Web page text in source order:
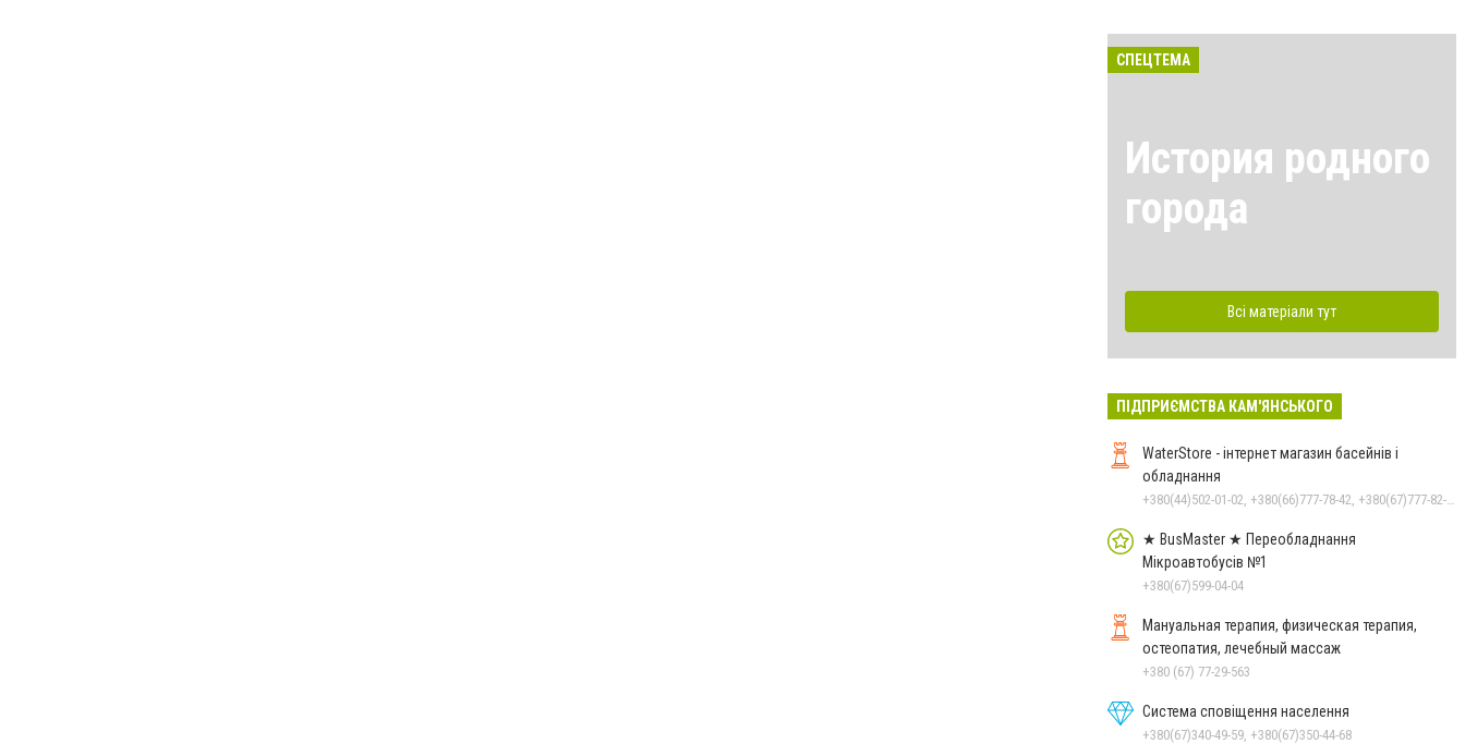
СПЕЦТЕМА
История родного
города
Всі матеріали тут
ПІДПРИЄМСТВА КАМ'ЯНСЬКОГО
WaterStore - інтернет магазин басейнів і
обладнання
★ BusMaster ★ Переобладнання
Мікроавтобусів №1
+380(67)599-04-04
Мануальная терапия, физическая терапия,
остеопатия, лечебный массаж
+380 (67) 77-29-563
Система сповіщення населення
+380(67)340-49-59, +380(67)350-44-68